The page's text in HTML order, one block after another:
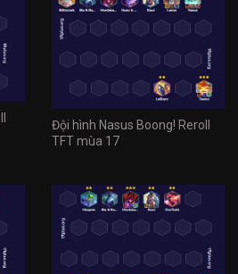
Đội hình Nasus Boong! Reroll
TFT mùa 17